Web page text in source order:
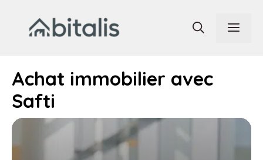
contenu
Achat immobilier avec
Safti